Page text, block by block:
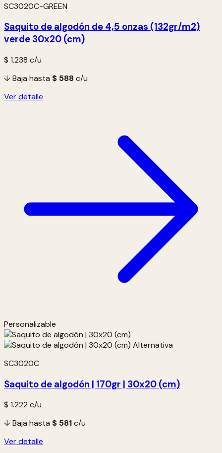
SC3020C-GREEN
Saquito de algodón de 4,5 onzas (132gr/m2)
verde 30x20 (cm)
$ 1.238 c/u
↓ Baja hasta $ 588c/u
Ver detalle
Personalizable
SC3020C
Saquito de algodón | 170gr | 30x20 (cm)
$ 1.222 c/u
↓ Baja hasta $ 581c/u
Ver detalle